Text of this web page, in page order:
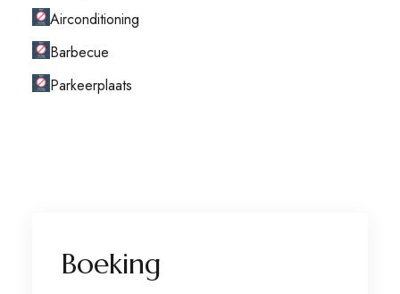
Airconditioning
Barbecue
Parkeerplaats
Boeking